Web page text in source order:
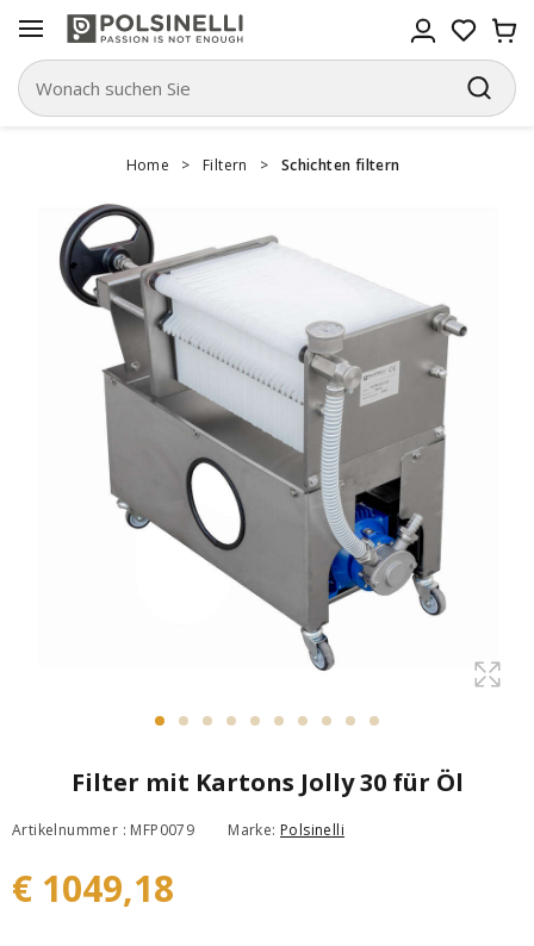
Home > Filtern > Schichten filtern
Filter mit Kartons Jolly 30 für Öl
Artikelnummer : MFP0079 Marke: Polsinelli
€ 1049,18